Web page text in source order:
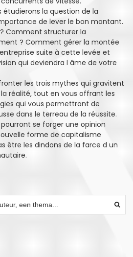
étudierons la question de la
de lever le bon montant.
Comment structurer la
? Comment gérer la montée
suite à cette levée et
qui deviendra l âme de votre
les trois mythes qui gravitent
réalité, tout en vous offrant les
qui vous permettront de
dans le terreau de la réussite.
se forger une opinion
forme de capitalisme
être les dindons de la farce d un